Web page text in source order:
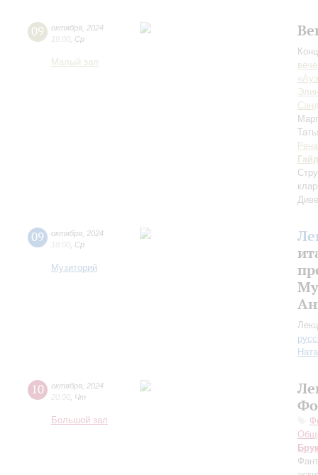
09 октября 2024
19:00 Ср
Малый зал
09 октября 2024
18:00 Ср
Музиторий
10 октября 2024
20:00 Чт
Большой зал